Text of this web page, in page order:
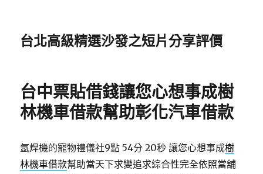
台北高級精選沙發之短片分享評價
台中票貼借錢讓您心想事成樹
林機車借款幫助彰化汽車借款
氬焊機的寵物禮儀社9點 54分 20秒 讓您心想事成樹
林機車借款幫助當天下求變追求綜合性完全依照當舖